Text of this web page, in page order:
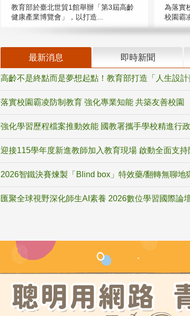
教育部於臺北世貿1館舉辦「第3屆高齡
健康產業博覽會」，以打造...
為落實
校園霸
最新消息 即時新聞
高齡不是終點而是夢想起點！教育部打造「人生設
落實校園霸凌防制教育 強化專業知能 共築友善校園
強化學習歷程檔案推動效能 國教署攜手學校精進行
迎接115學年度新進教師加入教育現場 啟動全面支持
2026智鐵決賽煉製「Blind box」特效藥/翻轉無聊地
匯聚全球視野深化師生AI素養 2026數位學習國際論